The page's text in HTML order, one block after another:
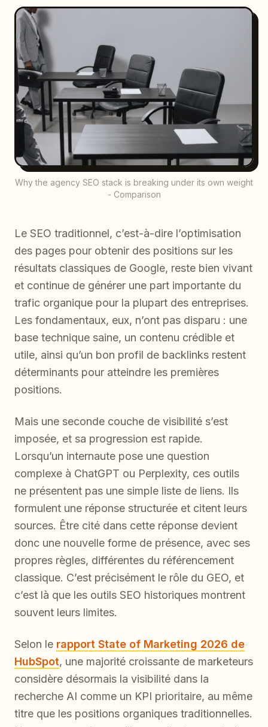
Why the agency SEO stack is breaking under its own weight
- Comparison
Le SEO traditionnel, c’est-à-dire l’optimisation
des pages pour obtenir des positions sur les
résultats classiques de Google, reste bien vivant
et continue de générer une part importante du
trafic organique pour la plupart des entreprises.
Les fondamentaux, eux, n’ont pas disparu : une
base technique saine, un contenu crédible et
utile, ainsi qu’un bon profil de backlinks restent
déterminants pour atteindre les premières
positions.
Mais une seconde couche de visibilité s’est
imposée, et sa progression est rapide.
Lorsqu’un internaute pose une question
complexe à ChatGPT ou Perplexity, ces outils
ne présentent pas une simple liste de liens. Ils
formulent une réponse structurée et citent leurs
sources. Être cité dans cette réponse devient
donc une nouvelle forme de présence, avec ses
propres règles, différentes du référencement
classique. C’est précisément le rôle du GEO, et
c’est là que les outils SEO historiques montrent
souvent leurs limites.
Selon le rapport State of Marketing 2026 de
HubSpot, une majorité croissante de marketeurs
considère désormais la visibilité dans la
recherche AI comme un KPI prioritaire, au même
titre que les positions organiques traditionnelles.